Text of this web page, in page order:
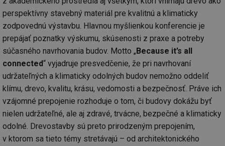
perspektívny stavebný materiál pre kvalitnú a klimaticky
zodpovednú výstavbu. Hlavnou myšlienkou konferencie je
prepájať poznatky výskumu, skúsenosti z praxe a potreby
súčasného navrhovania budov. Motto „Because it’s all
connected“ vyjadruje presvedčenie, že pri navrhovaní
udržateľných a klimaticky odolných budov nemožno oddeliť
klímu, drevo, kvalitu, krásu, vedomosti a bezpečnosť. Práve ich
vzájomné prepojenie rozhoduje o tom, či budovy dokážu byť
nielen udržateľné, ale aj zdravé, trvácne, bezpečné a klimaticky
odolné. Drevostavby sú preto prirodzeným prepojením,
v ktorom sa tieto témy stretávajú – od architektonického